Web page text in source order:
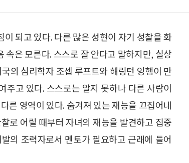
되고 있다. 다른 많은 성현이 자기 성찰을 화
속은 모른다. 스스로 잘 안다고 말하지만, 실상
의 심리학자 조셉 루프트와 해링턴 잉햄이 만
주고 있다. 스스로는 알지 못하나 다른 사람이
른 영역이 있다. 숨겨져 있는 재능을 끄집어내
로 어릴 때부터 자녀의 재능을 발견하고 집중
의 조력자로서 멘토가 필요하고 근래에 들어